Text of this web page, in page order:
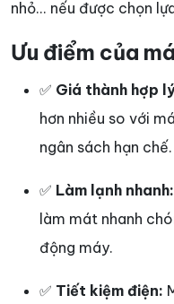
nhỏ... nếu được chọn
Ưu điểm của
✅ Giá thành hợp
hơn nhiều so với
ngân sách hạn chế.
✅ Làm lạnh nhanh:
làm mát nhanh
động máy.
✅ Tiết kiệm điện: